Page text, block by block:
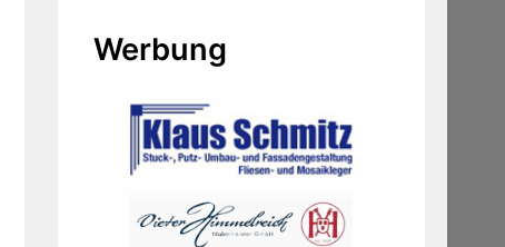
Werbung